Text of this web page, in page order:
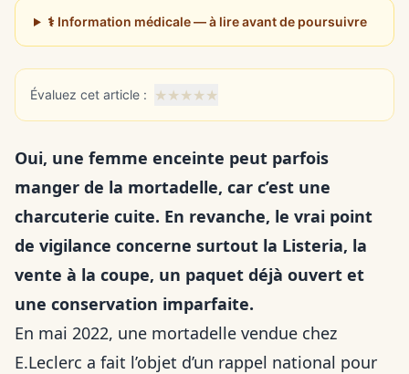
⚕️ Information médicale — à lire avant de poursuivre
Évaluez cet article : ★★★★★
Oui, une femme enceinte peut parfois
manger de la mortadelle, car c’est une
charcuterie cuite. En revanche, le vrai point
de vigilance concerne surtout la Listeria, la
vente à la coupe, un paquet déjà ouvert et
une conservation imparfaite.
En mai 2022, une mortadelle vendue chez
E.Leclerc a fait l’objet d’un rappel national pour